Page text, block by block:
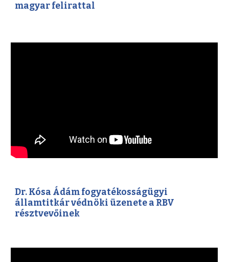
magyar felirattal
Dr. Kósa Ádám fogyatékosságügyi
államtitkár védnöki üzenete a RBV
résztvevőinek